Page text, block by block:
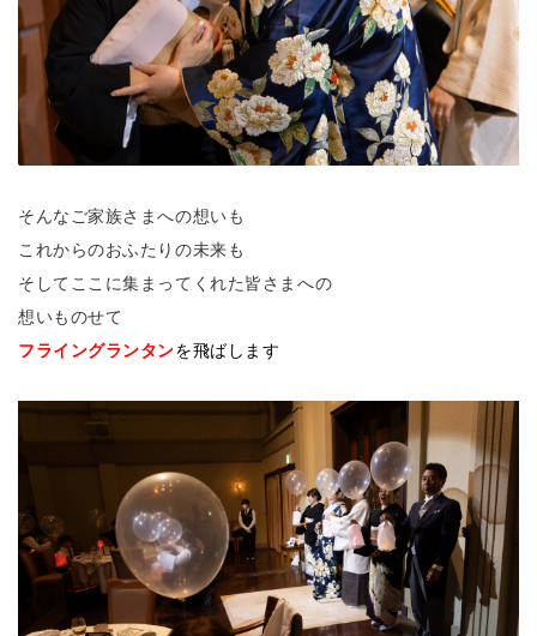
そんなご家族さまへの想いも
これからのおふたりの未来も
そしてここに集まってくれた皆さまへの
想いものせて
フライングランタンを飛ばします